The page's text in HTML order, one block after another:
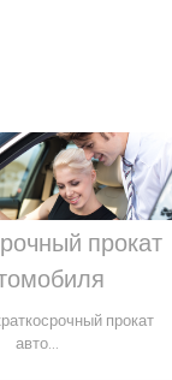
прокат
прокат
авто...